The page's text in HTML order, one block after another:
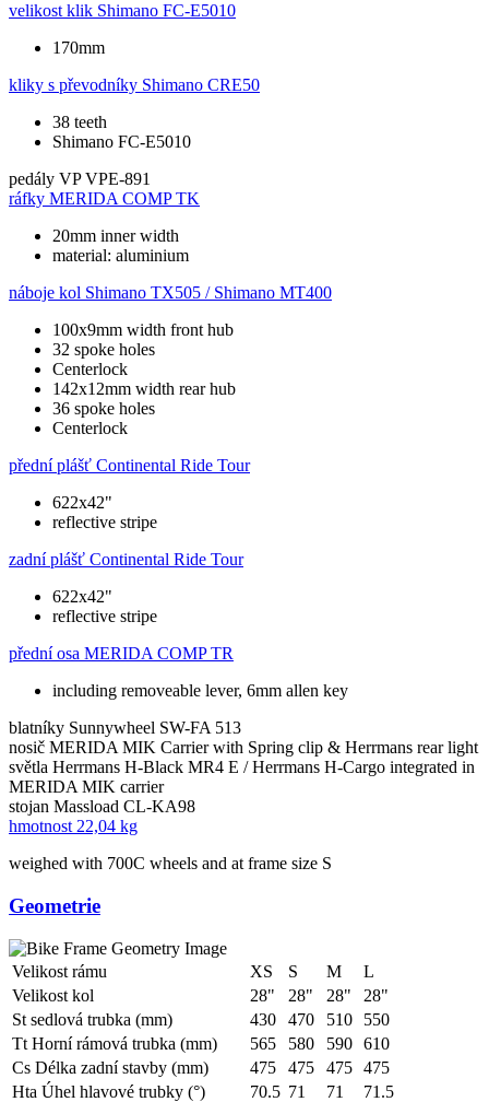
velikost klik Shimano FC-E5010
170mm
kliky s převodníky Shimano CRE50
38 teeth
Shimano FC-E5010
pedály VP VPE-891
ráfky MERIDA COMP TK
20mm inner width
material: aluminium
náboje kol Shimano TX505 / Shimano MT400
100x9mm width front hub
32 spoke holes
Centerlock
142x12mm width rear hub
36 spoke holes
Centerlock
přední plášť Continental Ride Tour
622x42"
reflective stripe
zadní plášť Continental Ride Tour
622x42"
reflective stripe
přední osa MERIDA COMP TR
including removeable lever, 6mm allen key
blatníky Sunnywheel SW-FA 513
nosič MERIDA MIK Carrier with Spring clip & Herrmans rear light
světla Herrmans H-Black MR4 E / Herrmans H-Cargo integrated in
MERIDA MIK carrier
stojan Massload CL-KA98
hmotnost 22,04 kg
weighed with 700C wheels and at frame size S
Geometrie
Velikost rámu XS S M
L
Velikost kol
28" 28" 28"
28"
St sedlová trubka (mm)
430 470 510
550
Tt Horní rámová trubka (mm)
565 580 590 610
Cs Délka zadní stavby (mm)
475 475 475 475
Hta Úhel hlavové trubky (°)
70.5 71 71
71.5